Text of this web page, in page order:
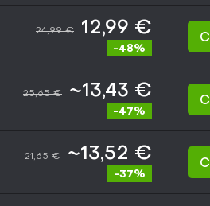
24,99 € 12,99 €
-48%
25,65 € ~13,43 €
-47%
21,65 € ~13,52 €
-37%